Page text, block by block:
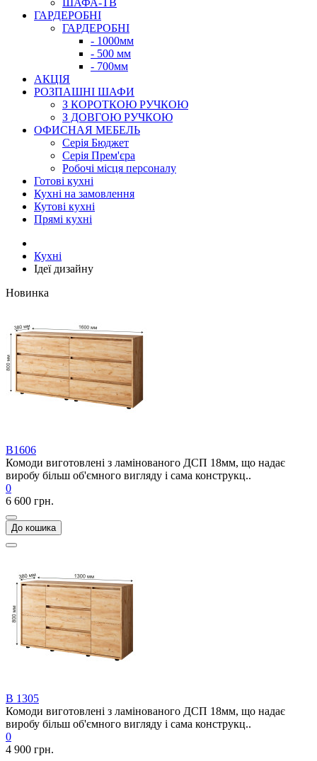
ШАФА-ТВ
ГАРДЕРОБНІ
ГАРДЕРОБНІ
- 1000мм
- 500 мм
- 700мм
АКЦІЯ
РОЗПАШНІ ШАФИ
З КОРОТКОЮ РУЧКОЮ
З ДОВГОЮ РУЧКОЮ
ОФИСНАЯ МЕБЕЛЬ
Серія Бюджет
Серія Прем'єра
Робочі місця персоналу
Готові кухні
Кухні на замовлення
Кутові кухні
Прямі кухні
Кухні
Ідеї дизайну
Новинка
В1606
Комоди виготовлені з ламінованого ДСП 18мм, що надає
виробу більш об'ємного вигляду і сама конструкц..
0
6 600 грн.
До кошика
В 1305
Комоди виготовлені з ламінованого ДСП 18мм, що надає
виробу більш об'ємного вигляду і сама конструкц..
0
4 900 грн.